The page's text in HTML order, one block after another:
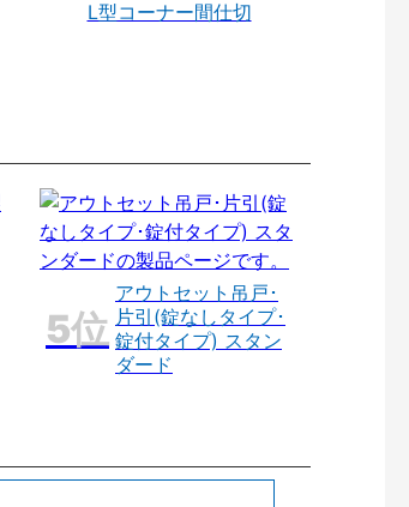
L型コーナー間仕切
アウトセット吊戸･
片引(錠なしタイプ･
錠付タイプ) スタン
ダード